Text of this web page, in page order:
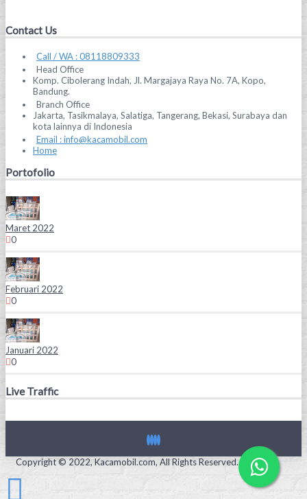
Contact Us
Call / WA : 08118809333
Head Office
Komp. Cibolerang Indah, Jl. Margajaya Raya No. 7A, Kopo,
Bandung.
Branch Office
Jakarta, Tasikmalaya, Salatiga, Tangerang, Bekasi, Surabaya dan
kota lainnya di Indonesia
Email : info@kacamobil.com
Home
Portofolio
Maret 2022
0
Februari 2022
0
Januari 2022
0
Live Traffic
Copyright © 2022, Kacamobil.com, All Rights Reserved.